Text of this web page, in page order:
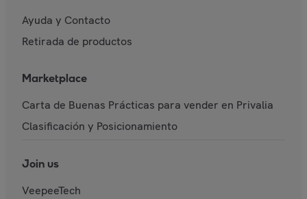
Ayuda y Contacto
Retirada de productos
Marketplace
Carta de Buenas Prácticas para vender en Privalia
Clasificación y Posicionamiento
Join us
VeepeeTech